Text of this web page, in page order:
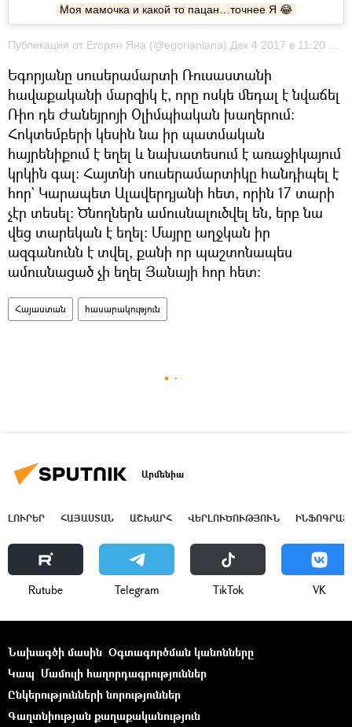
Моя мамочка и какой то пацан…точнее Я 😂
Публикация от Eгорян Яна (@egorianiana) Дек 4 2017 в 11:20 PST
Եգորյանը սուսերամարտի Ռուսաստանի
հավաքականի մարզիկ է, որը ոսկե մեդալ է նվաճել
Ռիո դե Ժանեյրոյի Օլիմպիական խաղերում։
Հոկտեմբերի կեսին նա իր պատմական
հայրենիքում է եղել և նախատեսում է առաջիկայում
կրկին գալ։ Հայտնի սուսերամարտիկը հանդիպել է
հոր` Կարապետ Ալավերդյանի հետ, որին 17 տարի
չէր տեսել։ Ծնողներն ամուսնալուծվել են, երբ նա
վեց տարեկան է եղել։ Մայրը աղջկան իր
ազգանունն է տվել, քանի որ պաշտոնապես
ամուսնացած չի եղել Յանայի հոր հետ։
Հայաստան հասարակություն
Արմենիա
ԼՈՒՐԵՐ ՀԱՅԱՍՏԱՆ ԱՇԽԱՐՀ ՎԵՐԼՈՒԾՈՒԹՅՈՒՆ
Rutube Telegram ТikТоk VK
Նախագծի մասին Օգտագործման կանոնները
Կապ Մամուլի հաղորդագրություններ
Ընկերությունների նորություններ
Գաղտնիության քաղաքականություն